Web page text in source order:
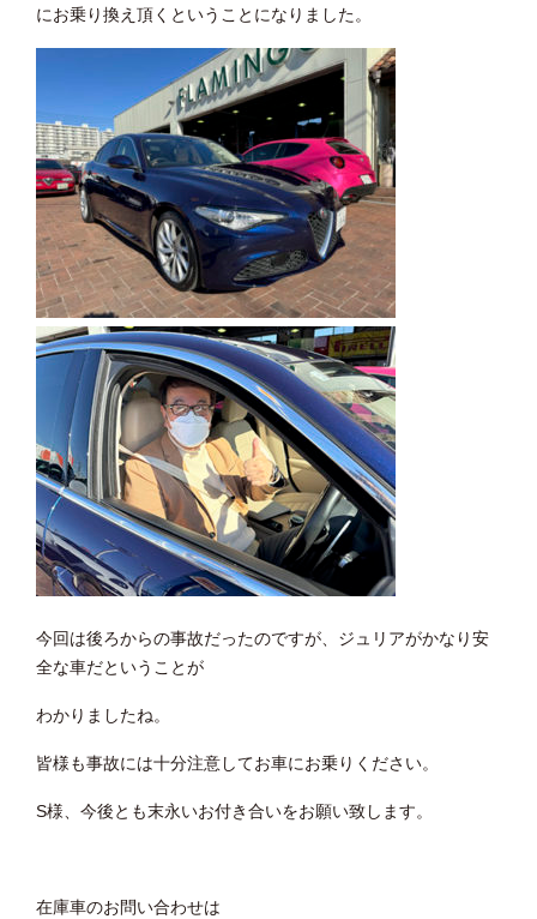
にお乗り換え頂くということになりました。
今回は後ろからの事故だったのですが、ジュリアがかなり安
全な車だということが
わかりましたね。
皆様も事故には十分注意してお車にお乗りください。
S様、今後とも末永いお付き合いをお願い致します。
在庫車のお問い合わせは